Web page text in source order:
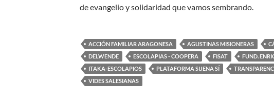
de evangelio y solidaridad que vamos sembrando.
ACCIÓN FAMILIAR ARAGONESA AGUSTINAS MISIONERAS
DELWENDE
ESCOLAPIAS - COOPERA FISAT
FUND.
ITAKA-ESCOLAPIOS
PLATAFORMA SIJENA SÍ
VIDES SALESIANAS